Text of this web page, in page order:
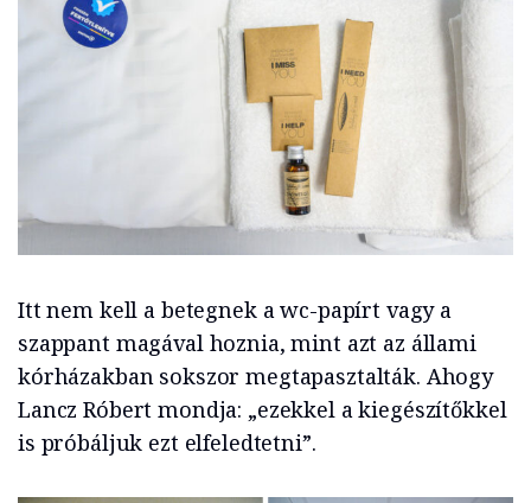
Itt nem kell a betegnek a wc-papírt vagy a
szappant magával hoznia, mint azt az állami
kórházakban sokszor megtapasztalták. Ahogy
Lancz Róbert mondja: „ezekkel a kiegészítőkkel
is próbáljuk ezt elfeledtetni”.